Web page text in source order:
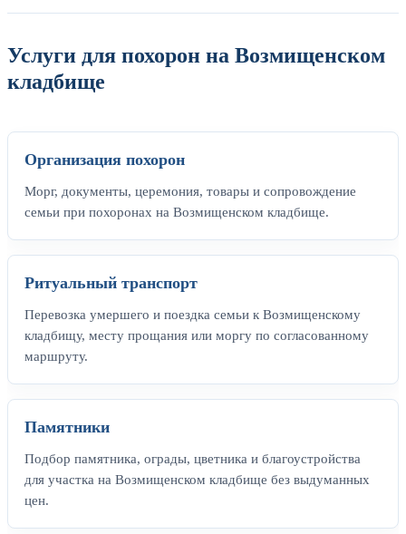
Услуги для похорон на Возмищенском
кладбище
Организация похорон
Морг, документы, церемония, товары и сопровождение
семьи при похоронах на Возмищенском кладбище.
Ритуальный транспорт
Перевозка умершего и поездка семьи к Возмищенскому
кладбищу, месту прощания или моргу по согласованному
маршруту.
Памятники
Подбор памятника, ограды, цветника и благоустройства
для участка на Возмищенском кладбище без выдуманных
цен.